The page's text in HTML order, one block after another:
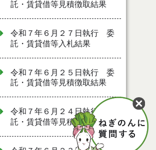
託・賃貸借等見積徴取結果
令和７年６月２７日執行 委
託・賃貸借等入札結果
令和７年６月２５日執行 委
託・賃貸借等見積徴取結果
令和７年６月２４日執行 委
託・賃貸借等見積徴取結果